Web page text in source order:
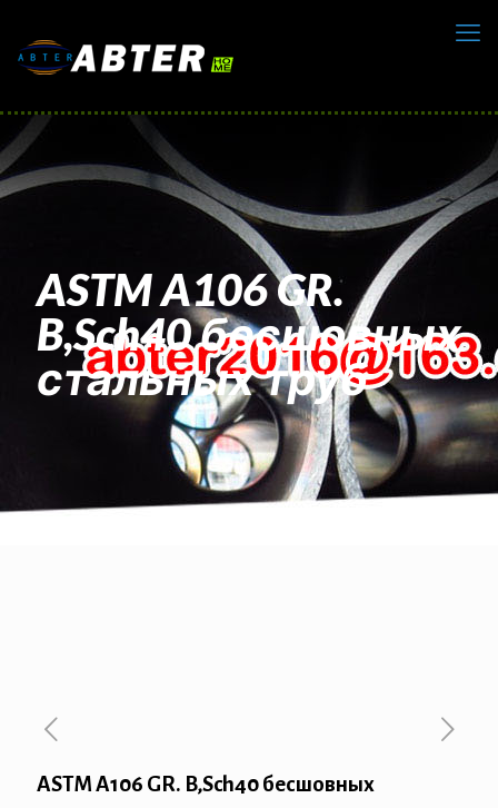
ASTM A106 GR.
B,Sch40 бесшовных
стальных труб
ASTM A106 GR. B,Sch40 бесшовных